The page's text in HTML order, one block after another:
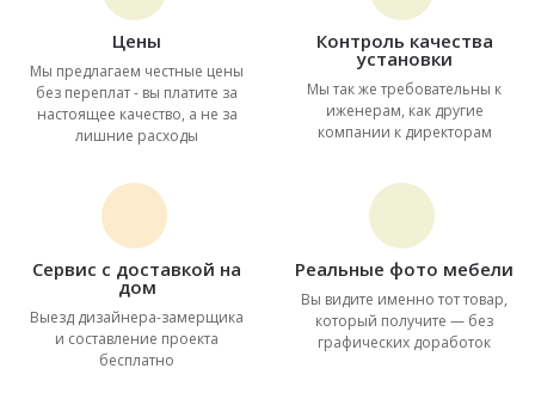
Цены
Мы предлагаем честные цены
без переплат - вы платите за
настоящее качество, а не за
лишние расходы
Контроль качества
установки
Мы так же требовательны к
иженерам, как другие
компании к директорам
Сервис с доставкой на
дом
Выезд дизайнера-замерщика
и составление проекта
бесплатно
Реальные фото мебели
Вы видите именно тот товар,
который получите — без
графических доработок